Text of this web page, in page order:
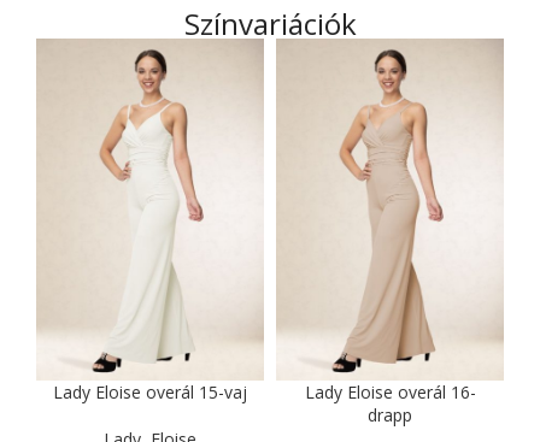
Színvariációk
Lady Eloise overál 15-vaj
Lady Eloise overál 16-
drapp